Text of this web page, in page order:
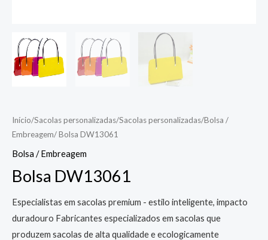
Início/Sacolas personalizadas/Sacolas personalizadas/Bolsa /
Embreagem/ Bolsa DW13061
Bolsa / Embreagem
Bolsa DW13061
Especialistas em sacolas premium - estilo inteligente, impacto
duradouro Fabricantes especializados em sacolas que
produzem sacolas de alta qualidade e ecologicamente